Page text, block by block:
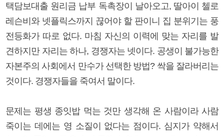
택담보대출 원리금 납부 독촉장이 날아오고, 딸아이 첼로
레슨비와 넷플릭스까지 끊어야 할 판이니 집 분위기는 풍
전등화가 따로 없다. 마침 자신의 이력에 맞는 자리를 발
견하지만 자리는 하나, 경쟁자는 넷이다. 공생이 불가능한
자본주의 사회에서 만수가 선택한 방법? 싹을 잘라버리는
것이다. 경쟁자들을 죽여서 말이다.
문제는 평생 종잇밥 먹는 것만 생각해 온 사람이라 사람
죽이는 데에는 영 소질이 없다는 점이다. 심지가 약해서